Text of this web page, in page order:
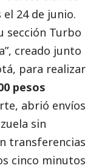
24 de junio.
sección Turbo
creado junto
para realizar
pesos
abrió envíos
sin
transferencias
cinco minutos